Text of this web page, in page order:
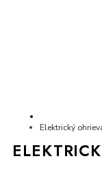
Elektrický